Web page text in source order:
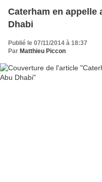
Caterham en appelle
Dhabi
Publié le 07/11/2014 à 18:37
Par Matthieu Piccon